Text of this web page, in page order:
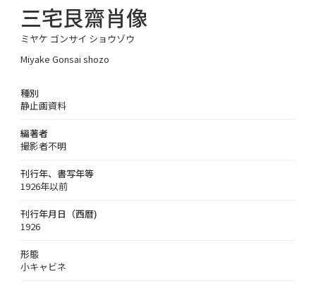
三宅艮齋肖像
ミヤケ ゴンサイ ショウゾウ
Miyake Gonsai shozo
種別
静止画資料
編著者
撮影者不明
刊行年、書写年等
1926年以前
刊行年月日（西暦)
1926
形態
小キャビネ